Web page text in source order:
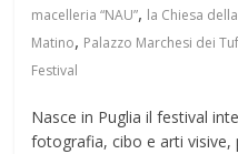
macelleria “NAU”, la Chiesa
Matino, Palazzo Marchesi dei
Festival
Nasce in Puglia il festival
fotografia, cibo e arti